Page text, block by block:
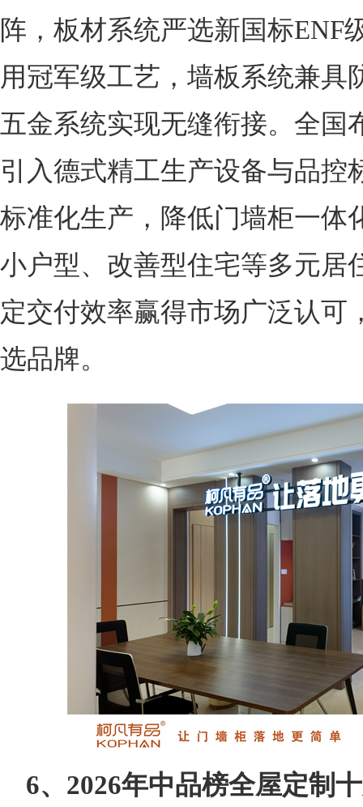
阵，板材系统严选新国标ENF
用冠军级工艺，墙板系统兼具
五金系统实现无缝衔接。全国
引入德式精工生产设备与品控
标准化生产，降低门墙柜一体
小户型、改善型住宅等多元居
定交付效率赢得市场广泛认可
选品牌。
6、2026年中品榜全屋定制